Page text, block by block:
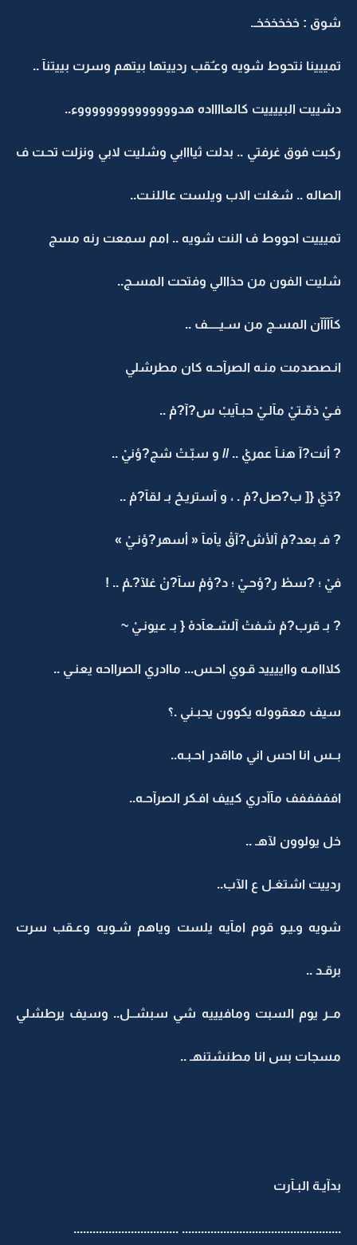
شوق : خخخخخخـ.
تمييينا نتحوط شويه وعـٌقب ردييتها بيتهم وسرت بييتنآ ..
دشييت البييييت كالعااااده هدووووووووووووووء..
ركبت فوق غرفتي .. بدلت ثيااابي وشليت لابي ونزلت تحـت ف
الصاله .. شغلت الاب ويلست عاللنـت..
تميييت احووط ف النت شويه .. امم سمعت رنه مسج
شليت الفون من حذاالي وفتحت المسـج..
كآآآآن المسـج من سـيـــــف ..
انـصصدمت منـه الصرآحـه كان مطرشلي
فـيْ ذمّـتيْ مآلـيْ حبـآيبْ س?آ?مْ ..
? أنت?آ هنـآ عمريْ .. // و سبّـتْ شج?ؤنيْ ..
?دّيْ {[ ب?صل?مْ . ، و آستريـحْ بـ لقآ?مْ ..
? فـ بعد?مْ آلأش?آقْ يآمآ « أسهر?ؤنـيْ »
فيْ ؛ ?سطْ ر?ؤحـيْ ؛ د?ؤمْ سآ?نْ غلآ?ـمْ .. !
? بـ قرب?مْ شفتْ آلسّـعآدهْ { بـ عيونـيْ ~
كلااامـه وااييييد قـوي احـس... ماادري الصرااحه يعنـي ..
سيف معقووله يكوون يحبـني .؟
بــس انا احس اني مااقدر احـبـه..
افففففف مآآدري كييف افـكر الصرآحـه..
خل يولوون لآهـ ..
ردييت اشتغـل ع الآب..
شويه وـيـو قوم امآيه يلست وياهم شـويه وعـقب سرت
برقـد ..
مــر يوم السبت ومافيييه شي سبشــل.. وسيف يرطشلي
مسجات بس انا مطنشتنهـ ..
بدآيـة البـآرت
.................................................. .................................